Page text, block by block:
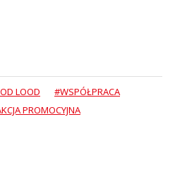
LOOD
#WSPÓŁPRACA
PROMOCYJNA